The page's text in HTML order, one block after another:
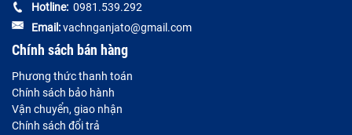
Hotline: 0981.539.292
Email:vachnganjato@gmail.com
Chính sách bán hàng
Phương thức thanh toán
Chính sách bảo hành
Vận chuyển, giao nhận
Chính sách đổi trả